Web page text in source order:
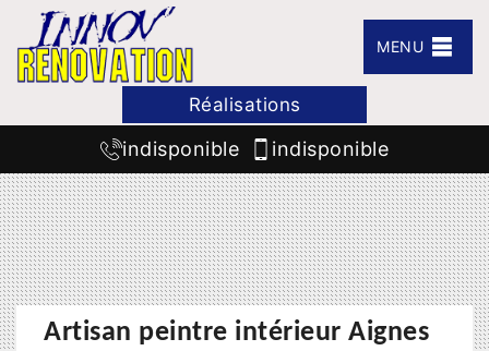
MENU
Réalisations
indisponible indisponible
Artisan peintre intérieur Aignes